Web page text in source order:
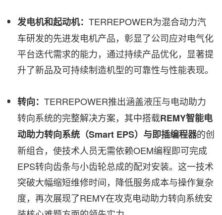
发电机和起动机： TERREPOWER为混合动力汽
车研发的先进发电机产品，彰显了公司应对电气化
平台迭代需求的能力，通过持续产品优化，显著提
升了新品及可持续制造机型的可靠性与性能表现。
转向： TERREPOWER推出涵盖液压与电动助力
转向系统的完整解决方案，其中搭载REMY智能电
动助力转向系统（Smart EPS）与即插编程器的创
新组合，使技术人员无需依赖OEM编程即可完成
EPS转向齿条与小齿轮总成的配对安装。这一技术
突破大幅缩短维修时间，降低服务成本与操作复杂
度，再次展现了REMY在攻克电动助力转向系统安